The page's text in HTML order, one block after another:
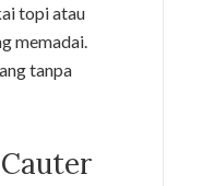
topi atau
memadai.
tanpa